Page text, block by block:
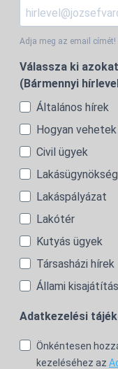
Adja meg az email címét!
Válassza ki
(Bármennyi
Általános hírek
Hogyan
Civil ügyek
Lakásügynökség
Lakáspályázat
Lakótér
Kutyás ügyek
Társasházi hírek
Állami
Adatkezelési
Önkéntesen
kezeléséhez az